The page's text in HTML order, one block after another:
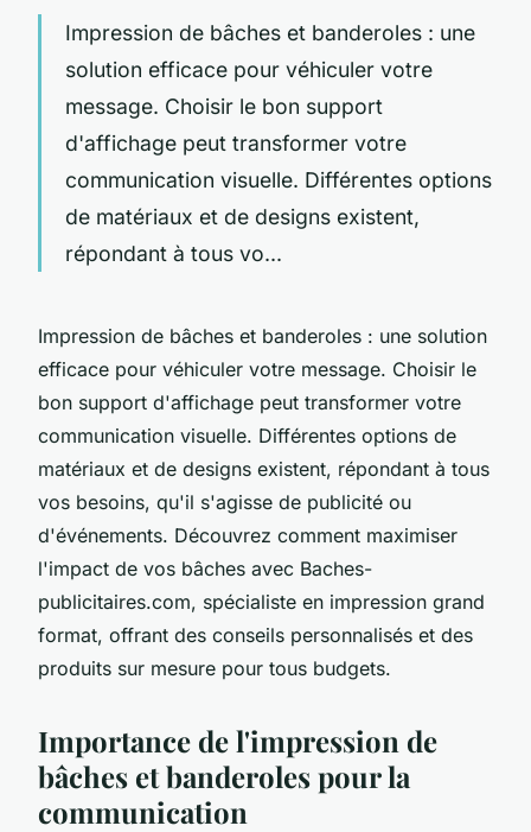
Impression de bâches et banderoles : une
solution efficace pour véhiculer votre
message. Choisir le bon support
d'affichage peut transformer votre
communication visuelle. Différentes options
de matériaux et de designs existent,
répondant à tous vo...
Impression de bâches et banderoles : une solution
efficace pour véhiculer votre message. Choisir le
bon support d'affichage peut transformer votre
communication visuelle. Différentes options de
matériaux et de designs existent, répondant à tous
vos besoins, qu'il s'agisse de publicité ou
d'événements. Découvrez comment maximiser
l'impact de vos bâches avec Baches-
publicitaires.com, spécialiste en impression grand
format, offrant des conseils personnalisés et des
produits sur mesure pour tous budgets.
Importance de l'impression de
bâches et banderoles pour la
communication